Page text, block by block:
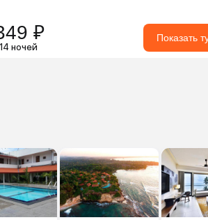
₽
ночей
Показать